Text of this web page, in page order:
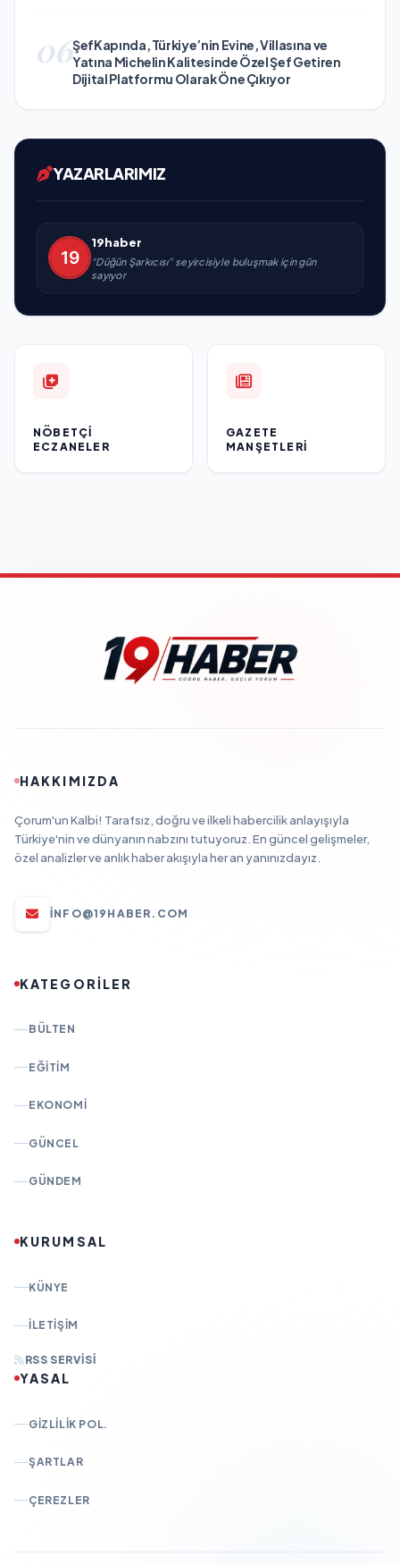
06ŞefKapında, Türkiye’nin Evine, Villasına ve
Yatına Michelin Kalitesinde Özel Şef Getiren
Dijital Platformu Olarak Öne Çıkıyor
YAZARLARIMIZ
19haber
“Düğün Şarkıcısı” seyircisiyle buluşmak için gün
sayıyor
NÖBETÇI
ECZANELER
GAZETE
MANŞETLERI
HAKKIMIZDA
Çorum'un Kalbi! Tarafsız, doğru ve ilkeli habercilik anlayışıyla
Türkiye'nin ve dünyanın nabzını tutuyoruz. En güncel gelişmeler,
özel analizler ve anlık haber akışıyla her an yanınızdayız.
INFO@19HABER.COM
KATEGORİLER
BÜLTEN
EĞITIM
EKONOMI
GÜNCEL
GÜNDEM
KURUMSAL
KÜNYE
İLETIŞIM
RSS SERVISI
YASAL
GIZLILIK POL.
ŞARTLAR
ÇEREZLER